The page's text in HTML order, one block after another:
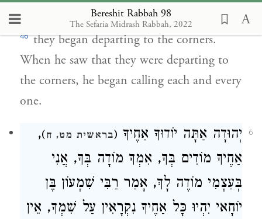
Bereshit Rabbah 98
The Sefaria Midrash Rabbah, 2022
When they saw that he was rebuking them,
46they began departing to the corners.
When he saw that they were departing to
the corners, he began calling each and every
one.
6 יְהוּדָה אַתָּה יוֹדוּךָ אַחֶיךָ (בראשית מט, ח)
,
אַחֶיךָ מוֹדִים בְּךָ, אִמְךָ מוֹדָה בְּךָ, אֲנִי
בְּעַצְמִי מוֹדֶה לָךְ, אָמַר רַבִּי שִׁמְעוֹן בֶּן
יוֹחָאי יִהְיוּ כָּל אַחֶיךָ נִקְרָאִין עַל שִׁמְךָ, אֵין